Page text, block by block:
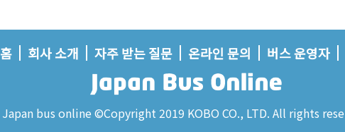
홈 회사 소개 자주 받는 질문 온라인 문의 버스 운영자
Japan bus online ©Copyright 2019 KOBO CO., LTD. All rights